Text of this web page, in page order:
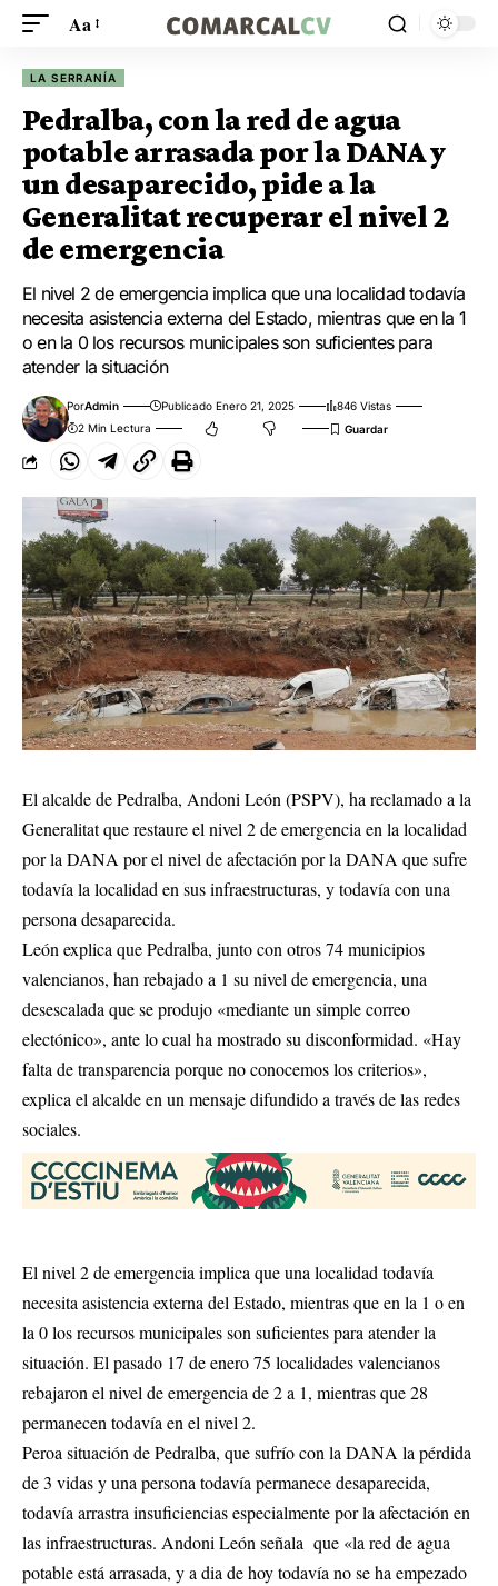
Aa
LA SERRANÍA
Pedralba, con la red de agua
potable arrasada por la DANA y
un desaparecido, pide a la
Generalitat recuperar el nivel 2
de emergencia
El nivel 2 de emergencia implica que una localidad todavía
necesita asistencia externa del Estado, mientras que en la 1
o en la 0 los recursos municipales son suficientes para
atender la situación
PorAdmin Publicado Enero 21, 2025
846 Vistas
2 Min Lectura
El alcalde de Pedralba, Andoni León (PSPV), ha reclamado a la
Generalitat que restaure el nivel 2 de emergencia en la localidad
por la DANA por el nivel de afectación por la DANA que sufre
todavía la localidad en sus infraestructuras, y todavía con una
persona desaparecida.
León explica que Pedralba, junto con otros 74 municipios
valencianos, han rebajado a 1 su nivel de emergencia, una
desescalada que se produjo «mediante un simple correo
electónico», ante lo cual ha mostrado su disconformidad. «Hay
falta de transparencia porque no conocemos los criterios»,
explica el alcalde en un mensaje difundido a través de las redes
sociales.
El nivel 2 de emergencia implica que una localidad todavía
necesita asistencia externa del Estado, mientras que en la 1 o en
la 0 los recursos municipales son suficientes para atender la
situación. El pasado 17 de enero 75 localidades valencianos
rebajaron el nivel de emergencia de 2 a 1, mientras que 28
permanecen todavía en el nivel 2.
Peroa situación de Pedralba, que sufrío con la DANA la pérdida
de 3 vidas y una persona todavía permanece desaparecida,
todavía arrastra insuficiencias especialmente por la afectación en
las infraestructuras. Andoni León señala que «la red de agua
potable está arrasada, y a dia de hoy todavía no se ha empezado